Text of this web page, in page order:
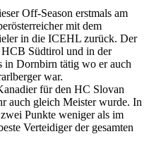
Off-Season erstmals am
mit dem
in die ICEHL zurück. Der
Südtirol und in der
in Dornbirn tätig wo er auch
war.
für den HC Slovan
auch gleich Meister wurde. In
Punkte weniger als im
Verteidiger der gesamten